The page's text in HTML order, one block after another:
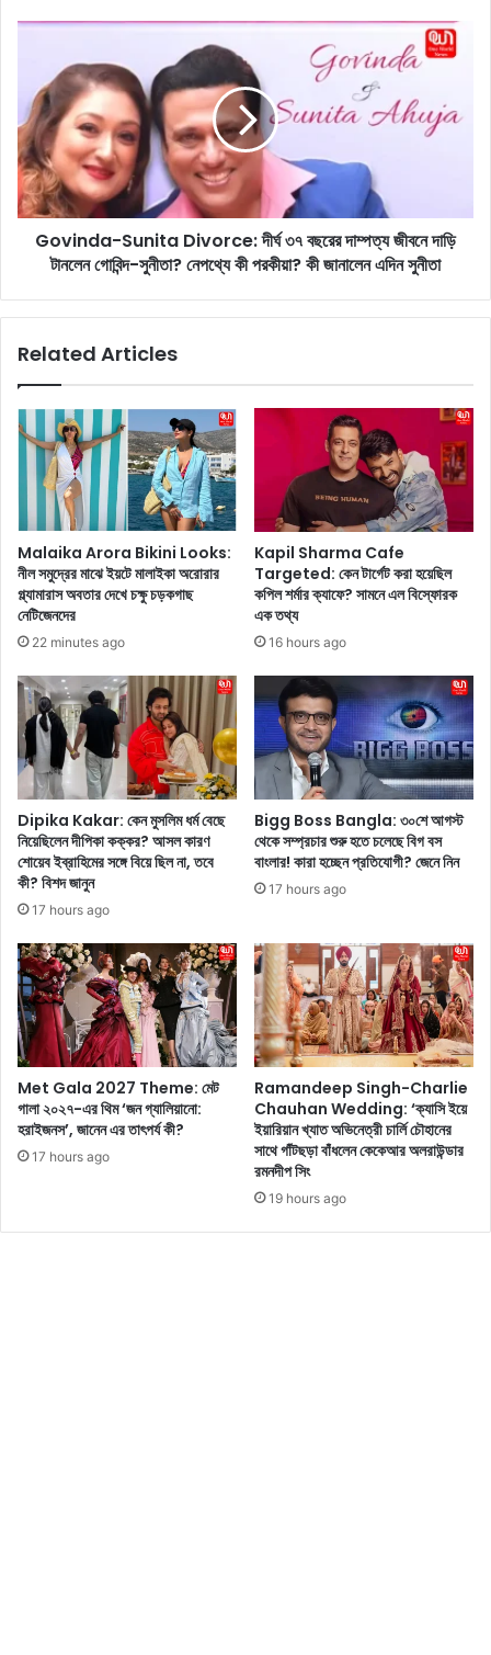
n
a
n
:
সো
না
ঙ্ক
ণে
ত
আ
অ
র্গা
ন
জা
হে
ঙ্গা
হা
না
ন
স
ক
লে
র
জ
র
কে
ড়ে
ছে
ন
n
d
a
-
S
D
o
র্ঘ
৩
৭
ব
রে
দা
ম্প
ত্য
জী
ব
নে
দা
ড়ি
টা
লে
ন
গো
বি
ন্দ
-
সু
নী
তা
?
থ্যে
Govinda-Sunita Divorce: দীর্ঘ ৩৭ বছরের দাম্পত্য জীবনে দাড়ি
টানলেন গোবিন্দ-সুনীতা? নেপথ্যে কী পরকীয়া? কী জানালেন এদিন সুনীতা
Related Articles
Malaika Arora Bikini Looks:
নীল সমুদ্রের মাঝে ইয়টে মালাইকা অরোরার
গ্ল্যামারাস অবতার দেখে চক্ষু চড়কগাছ
নেটিজেনদের
22 minutes ago
Kapil Sharma Cafe
Targeted: কেন টার্গেট করা হয়েছিল
কপিল শর্মার ক্যাফে? সামনে এল বিস্ফোরক
এক তথ্য
16 hours ago
Dipika Kakar: কেন মুসলিম ধর্ম বেছে
নিয়েছিলেন দীপিকা কক্কর? আসল কারণ
শোয়েব ইব্রাহিমের সঙ্গে বিয়ে ছিল না, তবে
কী? বিশদ জানুন
17 hours ago
Bigg Boss Bangla: ৩০শে আগস্ট
থেকে সম্প্রচার শুরু হতে চলেছে বিগ বস
বাংলার! কারা হচ্ছেন প্রতিযোগী? জেনে নিন
17 hours ago
Met Gala 2027 Theme: মেট
গালা ২০২৭-এর থিম ‘জন গ্যালিয়ানো:
হরাইজনস’, জানেন এর তাৎপর্য কী?
17 hours ago
Ramandeep Singh-Charlie
Chauhan Wedding: ‘ক্যাসি ইয়ে
ইয়ারিয়ান খ্যাত অভিনেত্রী চার্লি চৌহানের
সাথে গাঁটছড়া বাঁধলেন কেকেআর অলরাউন্ডার
রমনদীপ সিং
19 hours ago